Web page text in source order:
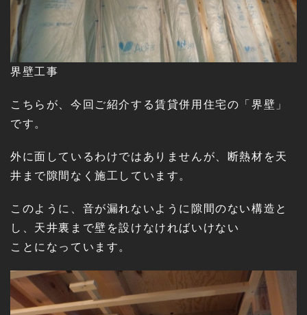
界壁工事
こちらが、今回ご紹介する賃貸併用住宅の「界壁」
です。
外に面しているわけではありませんが、断熱材を天
井まで隙間なく施工しています。
このように、音が漏れないように隙間のない構造と
し、天井裏まで壁を設けなければいけない
ことになっています。